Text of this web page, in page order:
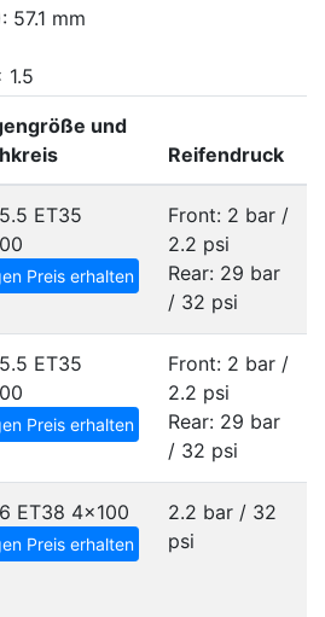
57.1 mm
1.5
und
Reifendruck
ET35
Preis erhalten
Front: 2 bar /
2.2 psi
Rear: 29 bar
/ 32 psi
ET35
Preis erhalten
Front: 2 bar /
2.2 psi
Rear: 29 bar
/ 32 psi
ET38 4x100
Preis erhalten
2.2 bar / 32
psi